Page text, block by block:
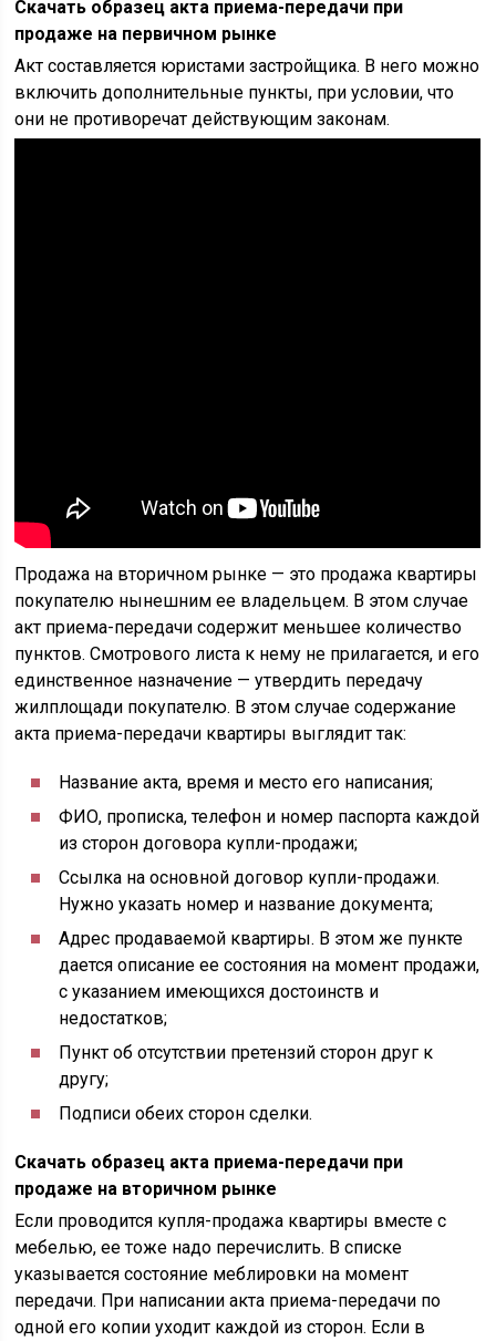
Скачать образец акта приема-передачи при
продаже на первичном рынке
Акт составляется юристами застройщика. В него можно
включить дополнительные пункты, при условии, что
они не противоречат действующим законам.
Продажа на вторичном рынке — это продажа квартиры
покупателю нынешним ее владельцем. В этом случае
акт приема-передачи содержит меньшее количество
пунктов. Смотрового листа к нему не прилагается, и его
единственное назначение — утвердить передачу
жилплощади покупателю. В этом случае содержание
акта приема-передачи квартиры выглядит так:
Название акта, время и место его написания;
ФИО, прописка, телефон и номер паспорта каждой
из сторон договора купли-продажи;
Ссылка на основной договор купли-продажи.
Нужно указать номер и название документа;
Адрес продаваемой квартиры. В этом же пункте
дается описание ее состояния на момент продажи,
с указанием имеющихся достоинств и
недостатков;
Пункт об отсутствии претензий сторон друг к
другу;
Подписи обеих сторон сделки.
Скачать образец акта приема-передачи при
продаже на вторичном рынке
Если проводится купля-продажа квартиры вместе с
мебелью, ее тоже надо перечислить. В списке
указывается состояние меблировки на момент
передачи. При написании акта приема-передачи по
одной его копии уходит каждой из сторон. Если в